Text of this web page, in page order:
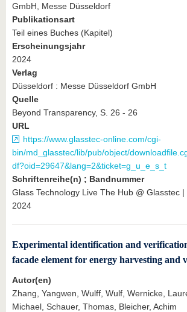
GmbH, Messe Düsseldorf
Publikationsart
Teil eines Buches (Kapitel)
Erscheinungsjahr
2024
Verlag
Düsseldorf : Messe Düsseldorf GmbH
Quelle
Beyond Transparency, S. 26 - 26
URL
https://www.glasstec-online.com/cgi-
bin/md_glasstec/lib/pub/object/
df?oid=29647&lang=2&ticket=g_u_e_s_t
Schriftenreihe(n) ; Bandnummer
Glass Technology Live The Hub @ Glasstec
2024
Experimental identification and
facade element for energy harvesting and
Autor(en)
Zhang, Yangwen, Wulff, Wulf, Wernicke,
Michael, Schauer, Thomas, Bleicher, Achim